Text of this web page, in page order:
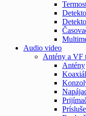
Audio video
Antény a VF
Antény